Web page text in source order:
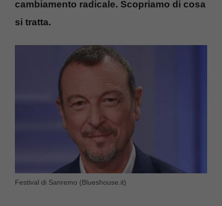
cambiamento radicale. Scopriamo di cosa
si tratta.
Festival di Sanremo (Blueshouse.it)